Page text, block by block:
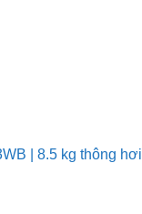
| 8.5 kg thông hơi